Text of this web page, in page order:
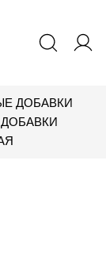
ДОБАВКИ